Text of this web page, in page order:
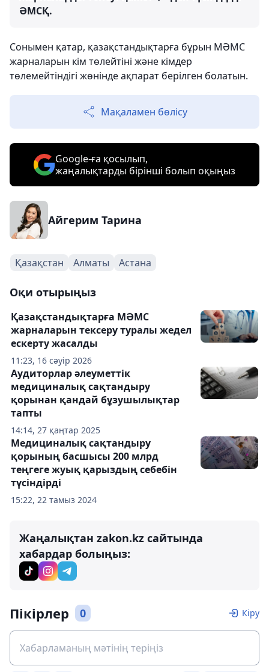
ӘМСҚ.
Сонымен қатар, қазақстандықтарға бұрын МӘМС
жарналарын кім төлейтіні және кімдер
төлемейтіндігі жөнінде ақпарат берілген болатын.
Мақаламен бөлісу
Google-ға қосылып,
жаңалықтарды бірінші болып оқыңыз
Айгерим Тарина
Қазақстан Алматы Астана
Оқи отырыңыз
11:23, 16 сәуір 2026
Қазақстандықтарға МӘМС
жарналарын тексеру туралы жедел
ескерту жасалды
14:14, 27 қаңтар 2025
Аудиторлар әлеуметтік
медициналық сақтандыру
қорынан қандай бұзушылықтар
тапты
15:22, 22 тамыз 2024
Медициналық сақтандыру
қорының басшысы 200 млрд
теңгеге жуық қарыздың себебін
түсіндірді
Жаңалықтан zakon.kz сайтында
хабардар болыңыз:
Пікірлер 0 Кіру